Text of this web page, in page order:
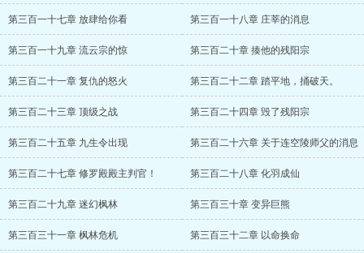
第三百一十七章 放肆给你看 第三百一十八章 庄莘的消息
第三百一十九章 流云宗的惊 第三百二十章 揍他的残阳宗
第三百二十一章 复仇的怒火 第三百二十二章 踏平地，捅破天。
第三百二十三章 顶级之战 第三百二十四章 毁了残阳宗
第三百二十五章 九生令出现 第三百二十六章 关于连空陵师父的消息
第三百二十七章 修罗殿殿主判官！ 第三百二十八章 化羽成仙
第三百二十九章 迷幻枫林 第三百三十章 变异巨熊
第三百三十一章 枫林危机 第三百三十二章 以命换命